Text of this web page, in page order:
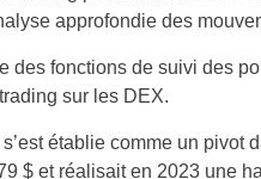
approfondie des
des fonctions de suivi des
sur les DEX.
s’est établie comme un pivot
$ et réalisait en 2023 une